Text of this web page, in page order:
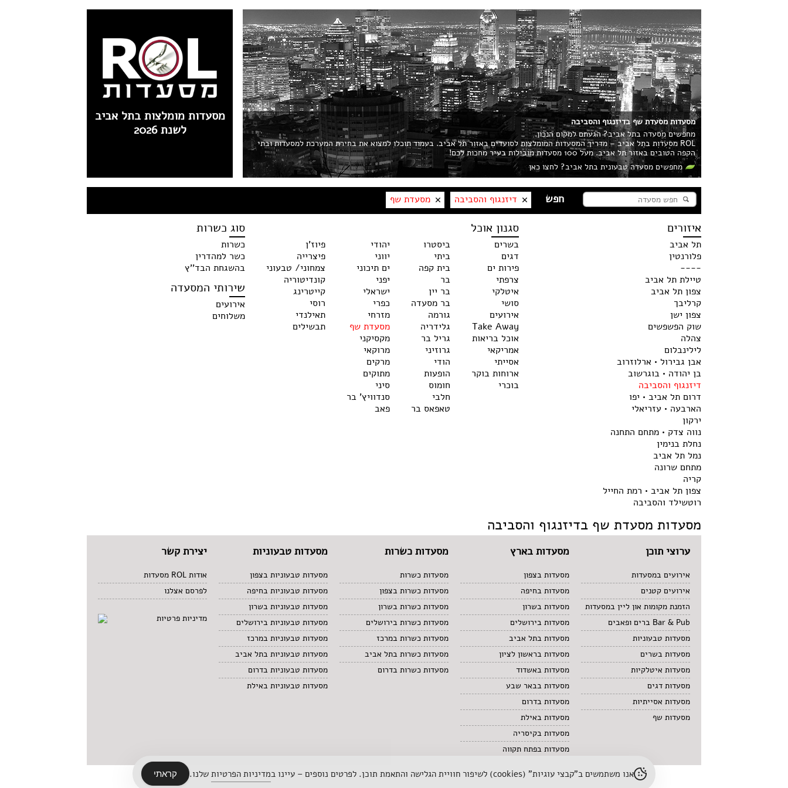
מסעדות מומלצות בתל אביב
לשנת 2026
מסעדות מסעדת שף בדיזנגוף והסביבה
מחפשים מסעדה בתל אביב? הגעתם למקום הנכון.
ROL מסעדות בתל אביב – מדריך המסעדות המומלצות לסועדים באזור תל אביב. בעמוד תוכלו למצוא את בחירת המערכת למסעדות ובתי
הקפה הטובים באזור תל אביב. מעל 100 מסעדות מובילות בעיר מחכות לכם!
מחפשים מסעדה טבעונית בתל אביב? לחצו כאן
דיזנגוף והסביבה מסעדת שף
איזורים
תל אביב
פלורנטין
----
טיילת תל אביב
צפון תל אביב
קרליבך
צפון ישן
שוק הפשפשים
צהלה
לילינבלום
אבן גבירול • ארלוזרוב
בן יהודה • בוגרשוב
דיזנגוף והסביבה
דרום תל אביב • יפו
הארבעה • עזריאלי
ירקון
נווה צדק • מתחם התחנה
נחלת בנימין
נמל תל אביב
מתחם שרונה
קריה
צפון תל אביב • רמת החייל
רוטשילד והסביבה
סגנון אוכל
בשרים
דגים
פירות ים
צרפתי
איטלקי
סושי
אירועים
Take Away
אוכל בריאות
אמריקאי
אסייתי
ארוחות בוקר
בוכרי
ביסטרו
ביתי
בית קפה
בר
בר יין
בר מסעדה
גורמה
גלידריה
גריל בר
גרוזיני
הודי
הופעות
חומוס
חלבי
טאפאס בר
יהודי
יווני
ים תיכוני
יפני
ישראלי
כפרי
מזרחי
מסעדת שף
מקסיקני
מרוקאי
מרקים
מתוקים
סיני
סנדוויץ' בר
פאב
פיוז'ן
פיצרייה
צמחוני/ טבעוני
קונדיטוריה
קייטרינג
רוסי
תאילנדי
תבשילים
סוג כשרות
כשרות
כשר למהדרין
בהשגחת הבד''ץ
שירותי המסעדה
אירועים
משלוחים
מסעדות מסעדת שף בדיזנגוף והסביבה
ערוצי תוכן
אירועים במסעדות
אירועים קטנים
הזמנת מקומות און ליין במסעדות
Bar & Pub ברים ופאבים
מסעדות טבעוניות
מסעדות בשרים
מסעדות איטלקיות
מסעדות דגים
מסעדות אסייתיות
מסעדות שף
מסעדות בארץ
מסעדות בצפון
מסעדות בחיפה
מסעדות בשרון
מסעדות בירושלים
מסעדות בתל אביב
מסעדות בראשון לציון
מסעדות באשדוד
מסעדות בבאר שבע
מסעדות בדרום
מסעדות באילת
מסעדות בקיסריה
מסעדות בפתח תקווה
מסעדות כשרות
מסעדות כשרות
מסעדות כשרות בצפון
מסעדות כשרות בשרון
מסעדות כשרות בירושלים
מסעדות כשרות במרכז
מסעדות כשרות בתל אביב
מסעדות כשרות בדרום
מסעדות טבעוניות
מסעדות טבעוניות בצפון
מסעדות טבעוניות בחיפה
מסעדות טבעוניות בשרון
מסעדות טבעוניות בירושלים
מסעדות טבעוניות במרכז
מסעדות טבעוניות בתל אביב
מסעדות טבעוניות בדרום
מסעדות טבעוניות באילת
יצירת קשר
אודות ROL מסעדות
לפרסם אצלנו
מדיניות פרטיות
אנו משתמשים ב"קבצי עוגיות" (cookies) לשיפור חוויית הגלישה והתאמת תוכן. לפרטים נוספים – עיינו ב מדיניות הפרטיות שלנו. קראתי